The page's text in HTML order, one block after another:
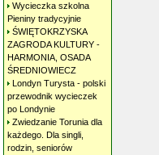
Wycieczka szkolna
Pieniny tradycyjnie
ŚWIĘTOKRZYSKA
ZAGRODA KULTURY -
HARMONIA, OSADA
ŚREDNIOWIECZ
Londyn Turysta - polski
przewodnik wycieczek
po Londynie
Zwiedzanie Torunia dla
każdego. Dla singli,
rodzin, seniorów